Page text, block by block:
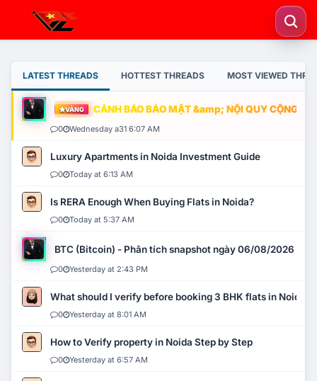
LATEST THREADS HOTTEST THREADS MOST VIEWED
VÀNG CẢNH BÁO BẢO MẬT &amp; NỘI QUY CỘNG
0 Wednesday a31 6:07 AM
Luxury Apartments in Noida Investment Guide
0 Today at 6:13 AM
Is RERA Enough When Buying Flats in Noida?
0 Today at 5:37 AM
BTC (Bitcoin) - Phân tích snapshot ngày 06/08/2026
0 Yesterday at 2:43 PM
What should I verify before booking 3 BHK flats in Noida?
0 Yesterday at 8:01 AM
How to Verify property in Noida Step by Step
0 Yesterday at 6:57 AM